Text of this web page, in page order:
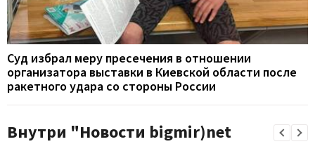
Суд избрал меру пресечения в отношении
организатора выставки в Киевской области после
ракетного удара со стороны России
Внутри "Новости bigmir)net